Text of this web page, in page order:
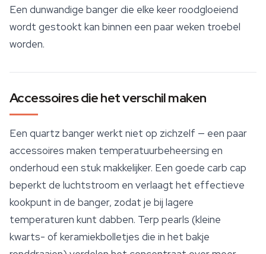
Een dunwandige banger die elke keer roodgloeiend
wordt gestookt kan binnen een paar weken troebel
worden.
Accessoires die het verschil maken
Een quartz banger werkt niet op zichzelf — een paar
accessoires maken temperatuurbeheersing en
onderhoud een stuk makkelijker. Een goede carb cap
beperkt de luchtstroom en verlaagt het effectieve
kookpunt in de banger, zodat je bij lagere
temperaturen kunt dabben. Terp pearls (kleine
kwarts- of keramiekbolletjes die in het bakje